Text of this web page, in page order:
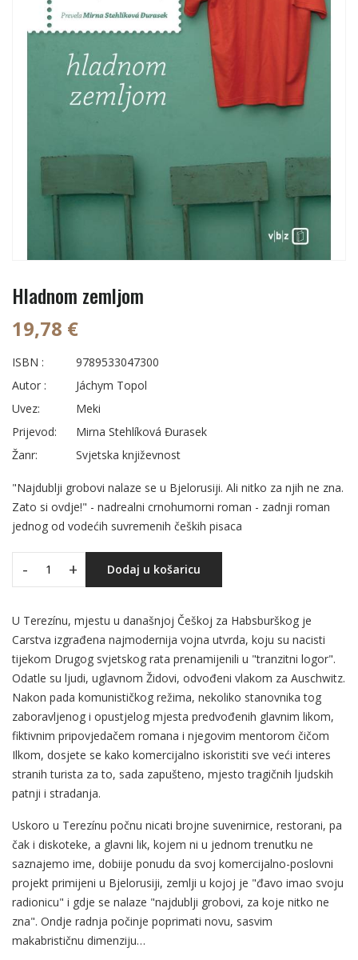
Hladnom zemljom
19,78 €
ISBN :
9789533047300
Autor :
Jáchym Topol
Uvez:
Meki
Prijevod:
Mirna Stehlíková Đurasek
Žanr:
Svjetska književnost
"Najdublji grobovi nalaze se u Bjelorusiji. Ali nitko za njih ne zna.
Zato si ovdje!" - nadrealni crnohumorni roman - zadnji roman
jednog od vodećih suvremenih čeških pisaca
- + Dodaj u košaricu
U Terezínu, mjestu u današnjoj Češkoj za Habsburškog je
Carstva izgrađena najmodernija vojna utvrda, koju su nacisti
tijekom Drugog svjetskog rata prenamijenili u "tranzitni logor".
Odatle su ljudi, uglavnom Židovi, odvođeni vlakom za Auschwitz.
Nakon pada komunističkog režima, nekoliko stanovnika tog
zaboravljenog i opustjelog mjesta predvođenih glavnim likom,
fiktivnim pripovjedačem romana i njegovim mentorom čičom
Ilkom, dosjete se kako komercijalno iskoristiti sve veći interes
stranih turista za to, sada zapušteno, mjesto tragičnih ljudskih
patnji i stradanja.
Uskoro u Terezínu počnu nicati brojne suvenirnice, restorani, pa
čak i diskoteke, a glavni lik, kojem ni u jednom trenutku ne
saznajemo ime, dobiije ponudu da svoj komercijalno-poslovni
projekt primijeni u Bjelorusiji, zemlji u kojoj je "đavo imao svoju
radionicu" i gdje se nalaze "najdublji grobovi, za koje nitko ne
zna". Ondje radnja počinje poprimati novu, sasvim
makabrističnu dimenziju…